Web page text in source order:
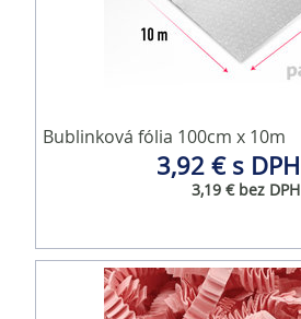
Bublinková fólia 100cm x 10m
3,92 € s DPH
3,19 € bez DPH